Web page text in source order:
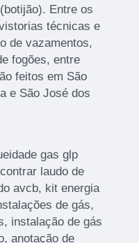
Entre os
técnicas e
de vazamentos,
fogões, entre
feitos em São
e São José dos
gas glp
laudo de
avcb, kit energia
de gás,
instalação de gás
anotação de